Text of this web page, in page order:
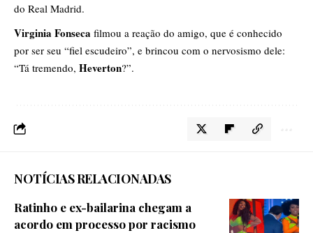
do Real Madrid.
Virginia Fonseca filmou a reação do amigo, que é conhecido
por ser seu “fiel escudeiro”, e brincou com o nervosismo dele:
“Tá tremendo, Heverton?”.
NOTÍCIAS RELACIONADAS
Ratinho e ex-bailarina chegam a
acordo em processo por racismo